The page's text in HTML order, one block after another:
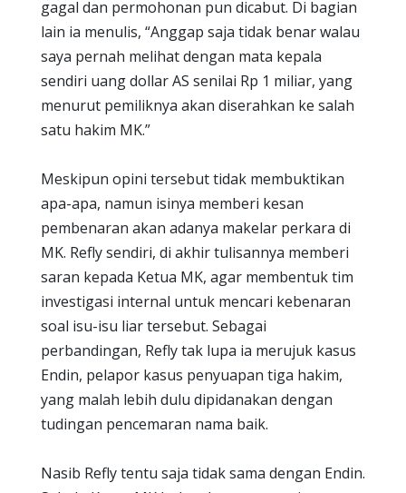
gagal dan permohonan pun dicabut. Di bagian
lain ia menulis, “Anggap saja tidak benar walau
saya pernah melihat dengan mata kepala
sendiri uang dollar AS senilai Rp 1 miliar, yang
menurut pemiliknya akan diserahkan ke salah
satu hakim MK.”
Meskipun opini tersebut tidak membuktikan
apa-apa, namun isinya memberi kesan
pembenaran akan adanya makelar perkara di
MK. Refly sendiri, di akhir tulisannya memberi
saran kepada Ketua MK, agar membentuk tim
investigasi internal untuk mencari kebenaran
soal isu-isu liar tersebut. Sebagai
perbandingan, Refly tak lupa ia merujuk kasus
Endin, pelapor kasus penyuapan tiga hakim,
yang malah lebih dulu dipidanakan dengan
tudingan pencemaran nama baik.
Nasib Refly tentu saja tidak sama dengan Endin.